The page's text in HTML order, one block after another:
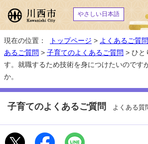
やさしい日本語
現在の位置： トップページ > よくあるご質問
あるご質問 > 子育てのよくあるご質問 > ひと
す。就職するため技術を身につけたいのです
か。
子育てのよくあるご質問 よくある質